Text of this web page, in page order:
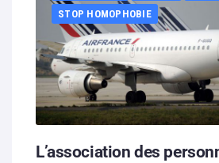
Partenaires
Contacts
Hébergement solidaire
STOP HOMOPHOBIE
L’association des